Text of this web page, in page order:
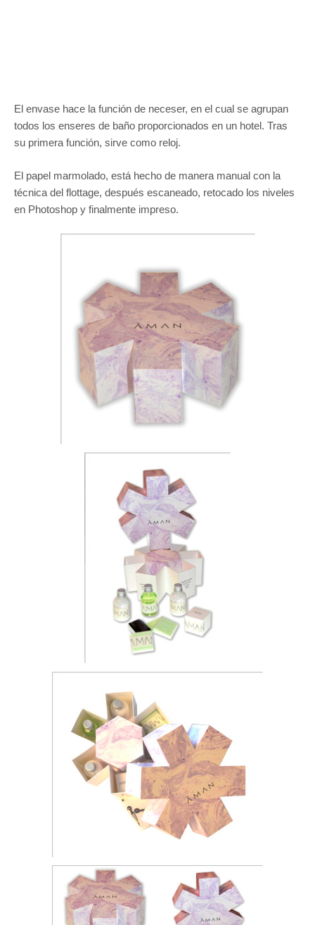
El envase hace la función de neceser, en el cual se agrupan
todos los enseres de baño proporcionados en un hotel. Tras
su primera función, sirve como reloj.
El papel marmolado, está hecho de manera manual con la
técnica del flottage, después escaneado, retocado los niveles
en Photoshop y finalmente impreso.